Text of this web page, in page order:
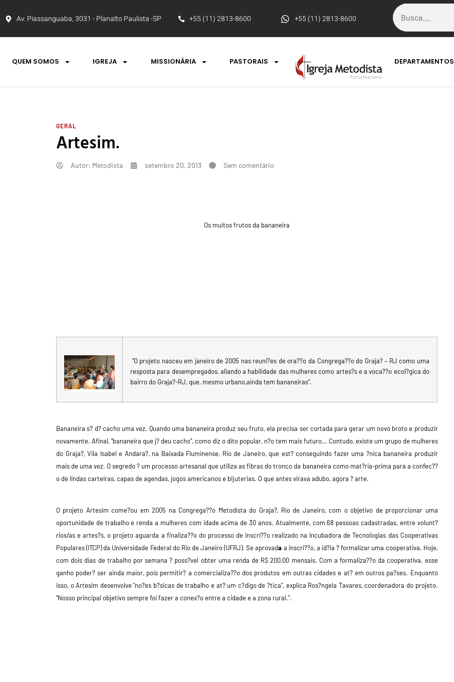
Av. Piassanguaba, 3031 - Planalto Paulista -SP +55 (11) 2813-8600 +55 (11) 2813-8600
QUEM SOMOS IGREJA MISSIONÁRIA PASTORAIS DEPARTAMENTOS
GERAL
Artesim.
Autor: Metodista setembro 20, 2013 Sem comentário
Os muitos frutos da bananeira
“O projeto nasceu em janeiro de 2005 nas reuni?es de ora??o da Congrega??o do Graja? – RJ como uma
resposta para desempregados, aliando a habilidade das mulheres como artes?s e a voca??o ecol?gica do
bairro do Graja?-RJ, que, mesmo urbano,ainda tem bananeiras”.
Bananeira s? d? cacho uma vez. Quando uma bananeira produz seu fruto, ela precisa ser cortada para gerar um novo broto e produzir
novamente. Afinal, "bananeira que j? deu cacho", como diz o dito popular, n?o tem mais futuro… Contudo, existe um grupo de mulheres
do Graja?, Vila Isabel e Andara?, na Baixada Fluminense, Rio de Janeiro, que est? conseguindo fazer uma ?nica bananeira produzir
mais de uma vez. O segredo ? um processo artesanal que utiliza as fibras do tronco da bananeira como mat?ria-prima para a confec??
o de lindas carteiras, capas de agendas, jogos americanos e bijuterias. O que antes virava adubo, agora ? arte.
O projeto Artesim come?ou em 2005 na Congrega??o Metodista do Graja?, Rio de Janeiro, com o objetivo de proporcionar uma
oportunidade de trabalho e renda a mulheres com idade acima de 30 anos. Atualmente, com 68 pessoas cadastradas, entre volunt?
rios/as e artes?s, o projeto aguarda a finaliza??o do processo de inscri??o realizado na Incubadora de Tecnologias das Cooperativas
Populares (ITCP) da Universidade Federal do Rio de Janeiro (UFRJ). Se aprovada a inscri??o, a id?ia ? formalizar uma cooperativa. Hoje,
com dois dias de trabalho por semana ? poss?vel obter uma renda de R$ 200,00 mensais. Com a formaliza??o da cooperativa, esse
ganho poder? ser ainda maior, pois permitir? a comercializa??o dos produtos em outras cidades e at? em outros pa?ses. Enquanto
isso, o Artesim desenvolve "no?es b?sicas de trabalho e at? um c?digo de ?tica", explica Ros?ngela Tavares, coordenadora do projeto.
"Nosso principal objetivo sempre foi fazer a conex?o entre a cidade e a zona rural.".